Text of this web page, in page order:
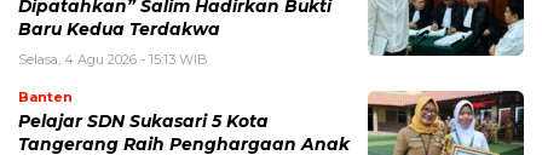
Dipatahkan” Salim Hadirkan Bukti
Baru Kedua Terdakwa
Selasa, 4 Agu 2026 - 15:13 WIB
Banten
Pelajar SDN Sukasari 5 Kota
Tangerang Raih Penghargaan Anak